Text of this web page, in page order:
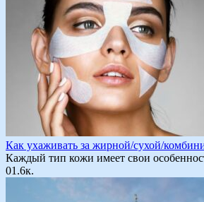
Как ухаживать за жирной/сухой/
Каждый тип кожи имеет свои
01.6к.